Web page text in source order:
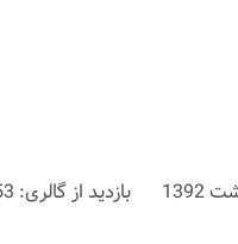
بازدید از گالری: 453 بار